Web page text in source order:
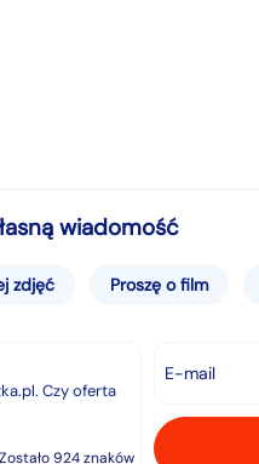
M xDrive
w rozliczeniu
wiadomość
zdjęć Proszę o film
E-mail
Zostało 924 znaków